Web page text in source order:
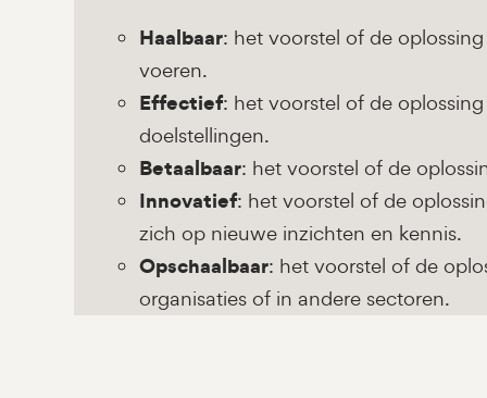
Haalbaar: het voorstel of de
voeren.
Effectief: het voorstel of de
doelstellingen.
Betaalbaar: het voorstel of de
Innovatief: het voorstel of de
zich op nieuwe inzichten en kennis.
Opschaalbaar: het voorstel of de
organisaties of in andere sectoren.